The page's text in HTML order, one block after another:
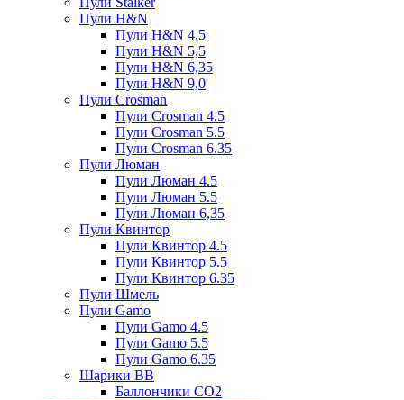
Пули H&N
Пули H&N 4,5
Пули H&N 5,5
Пули H&N 6,35
Пули H&N 9,0
Пули Crosman
Пули Crosman 4.5
Пули Crosman 5.5
Пули Crosman 6.35
Пули Люман
Пули Люман 4.5
Пули Люман 5.5
Пули Люман 6,35
Пули Квинтор
Пули Квинтор 4.5
Пули Квинтор 5.5
Пули Квинтор 6.35
Пули Шмель
Пули Gamo
Пули Gamo 4.5
Пули Gamo 5.5
Пули Gamo 6.35
Шарики BB
Баллончики CO2